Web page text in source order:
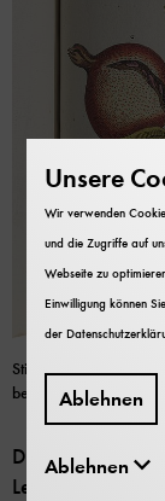
Stich eines
bekannt. Bild:
Der Nürnberger
Unsere
Wir verwenden
und die Zugriffe auf
Webseite zu
Einwilligung können
der
Ablehnen
Ablehnen